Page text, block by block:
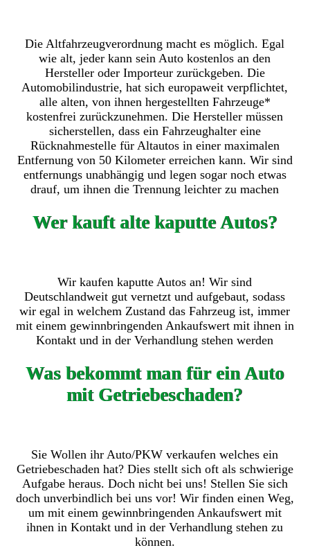
Die Altfahrzeugverordnung macht es möglich. Egal
wie alt, jeder kann sein Auto kostenlos an den
Hersteller oder Importeur zurückgeben. Die
Automobilindustrie, hat sich europaweit verpflichtet,
alle alten, von ihnen hergestellten Fahrzeuge*
kostenfrei zurückzunehmen. Die Hersteller müssen
sicherstellen, dass ein Fahrzeughalter eine
Rücknahmestelle für Altautos in einer maximalen
Entfernung von 50 Kilometer erreichen kann. Wir sind
entfernungs unabhängig und legen sogar noch etwas
drauf, um ihnen die Trennung leichter zu machen
Wer kauft alte kaputte Autos?
Wir kaufen kaputte Autos an! Wir sind
Deutschlandweit gut vernetzt und aufgebaut, sodass
wir egal in welchem Zustand das Fahrzeug ist, immer
mit einem gewinnbringenden Ankaufswert mit ihnen in
Kontakt und in der Verhandlung stehen werden
Was bekommt man für ein Auto
mit Getriebeschaden?
Sie Wollen ihr Auto/PKW verkaufen welches ein
Getriebeschaden hat? Dies stellt sich oft als schwierige
Aufgabe heraus. Doch nicht bei uns! Stellen Sie sich
doch unverbindlich bei uns vor! Wir finden einen Weg,
um mit einem gewinnbringenden Ankaufswert mit
ihnen in Kontakt und in der Verhandlung stehen zu
können.